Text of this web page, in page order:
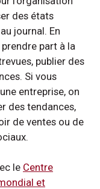
des états
journal. En
part à la
publier des
Si vous
entreprise, on
des tendances,
de ventes ou de
le Centre
et